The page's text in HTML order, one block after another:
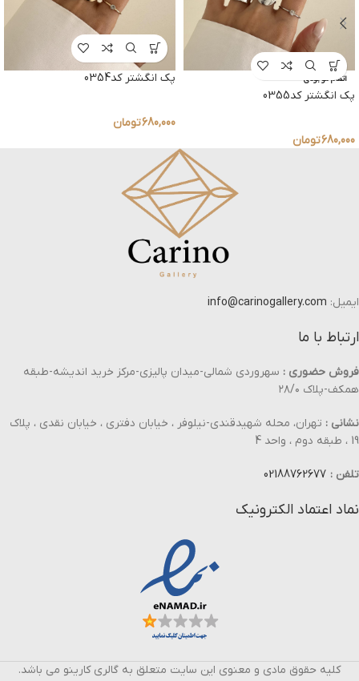
اتمام موجودی
پک انگشتر کد0355
680,000تومان
پک انگشتر کد0354
680,000تومان
ایمیل: info@carinogallery.com
ارتباط با ما
فروش حضوری : سهروردی شمالی-میدان پالیزی-مرکز خرید اندیشه-طبقه
همکف-پلاک ۲۸/۰
نشانی : تهران، محله شهیدقندی-نیلوفر ، خیابان دفتری ، خیابان نقدی ، پلاک
19 ، طبقه دوم ، واحد 4
تلفن : 02188762677
نماد اعتماد الکترونیک
کلیه حقوق مادی و معنوی این سایت متعلق به گالری کارینو می باشد.